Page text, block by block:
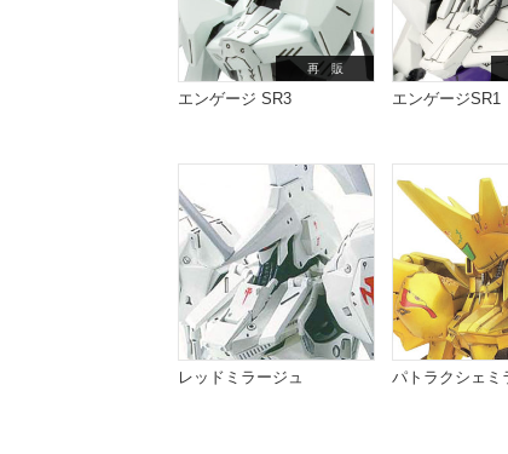
再 販
エンゲージ SR3 エンゲージSR1
レッドミラージュ パトラクシェミ